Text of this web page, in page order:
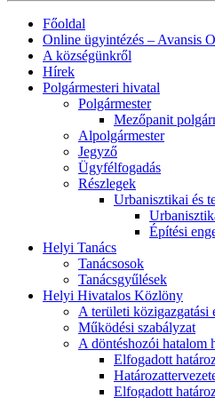
Főoldal
Online ügyintézés – Avansis
A községünkről
Hírek
Polgármesteri hivatal
Polgármester
Mezőpanit
Alpolgármester
Jegyző
Ügyfélfogadás
Részlegek
Urbanisztikai és
Építési
Helyi Tanács
Tanácsosok
Tanácsgyűlések
Helyi Hivatalos Közlöny
A területi közigazgatási
Működési szabályzat
A döntéshozói hatalom
Elfogadott
Elfogadott